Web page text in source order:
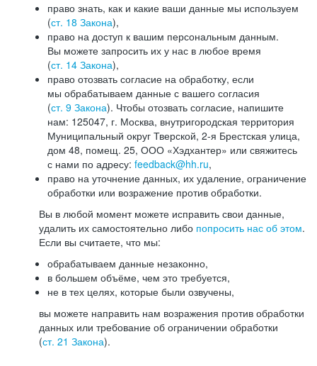
право знать, как и какие ваши данные мы используем
(ст. 18 Закона),
право на доступ к вашим персональным данным.
Вы можете запросить их у нас в любое время
(ст. 14 Закона),
право отозвать согласие на обработку, если
мы обрабатываем данные с вашего согласия
(ст. 9 Закона). Чтобы отозвать согласие, напишите
нам: 125047, г. Москва, внутригородская территория
Муниципальный округ Тверской, 2-я Брестская улица,
дом 48, помещ. 25, ООО «Хэдхантер» или свяжитесь
с нами по адресу: feedback@hh.ru,
право на уточнение данных, их удаление, ограничение
обработки или возражение против обработки.
Вы в любой момент можете исправить свои данные,
удалить их самостоятельно либо попросить нас об этом.
Если вы считаете, что мы:
обрабатываем данные незаконно,
в большем объёме, чем это требуется,
не в тех целях, которые были озвучены,
вы можете направить нам возражения против обработки
данных или требование об ограничении обработки
(ст. 21 Закона).